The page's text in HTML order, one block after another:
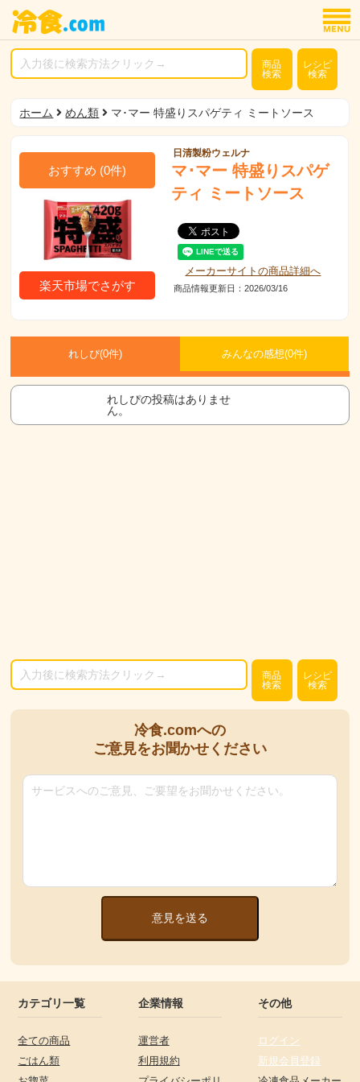
商品
検索
レシピ
検索
ホーム めん類 マ･マー 特盛りスパゲティ ミートソース
おすすめ (0件)
楽天市場でさがす
日清製粉ウェルナ
マ･マー 特盛りスパゲ
ティ ミートソース
メーカーサイトの商品詳細へ
商品情報更新日：2026/03/16
れしぴ(0件) みんなの感想(0件)
れしぴの投稿はありませ
ん。
商品
検索
レシピ
検索
冷食.comへの
ご意見をお聞かせください
意見を送る
カテゴリ一覧
全ての商品
ごはん類
企業情報
運営者
利用規約
その他
ログイン
新規会員登録